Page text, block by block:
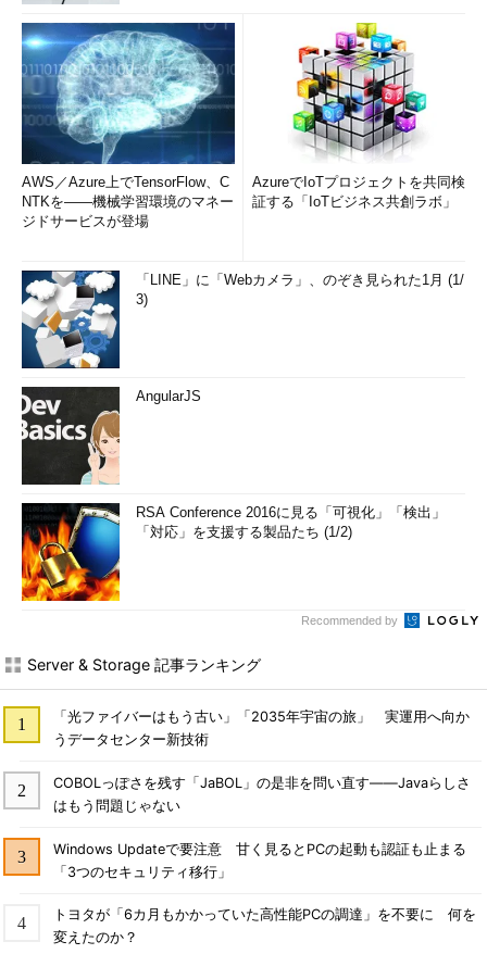
AWS／Azure上でTensorFlow、C
NTKを――機械学習環境のマネー
ジドサービスが登場
AzureでIoTプロジェクトを共同検
証する「IoTビジネス共創ラボ」
「LINE」に「Webカメラ」、のぞき見られた1月 (1/
3)
AngularJS
RSA Conference 2016に見る「可視化」「検出」
「対応」を支援する製品たち (1/2)
Recommended by
Server & Storage 記事ランキング
「光ファイバーはもう古い」「2035年宇宙の旅」 実運用へ向か
うデータセンター新技術
COBOLっぽさを残す「JaBOL」の是非を問い直す――Javaらしさ
はもう問題じゃない
Windows Updateで要注意 甘く見るとPCの起動も認証も止まる
「3つのセキュリティ移行」
トヨタが「6カ月もかかっていた高性能PCの調達」を不要に 何を
変えたのか？